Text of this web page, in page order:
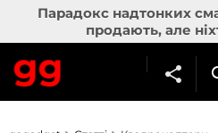
Парадокс надтонких
продають, але